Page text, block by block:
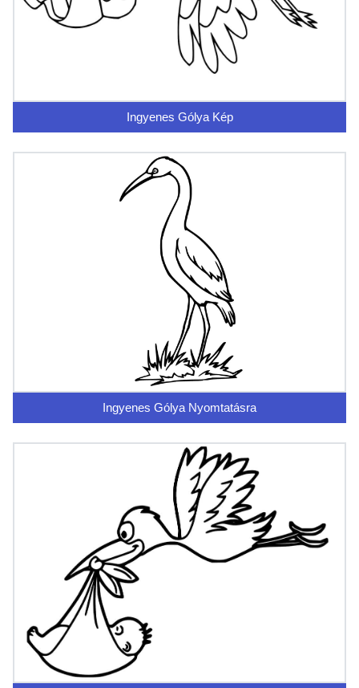
Ingyenes Gólya Kép
Ingyenes Gólya Nyomtatásra